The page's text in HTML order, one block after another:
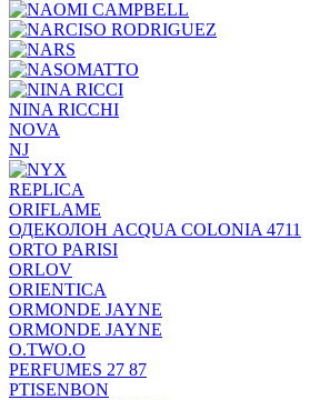
NINA RICCHI
NOVA
NJ
REPLICA
ORIFLAME
ОДЕКОЛОН ACQUA COLONIA 4711
ORTO PARISI
ORLOV
ORIENTICA
ORMONDE JAYNE
ORMONDE JAYNE
O.TWO.O
PERFUMES 27 87
PTISENBON